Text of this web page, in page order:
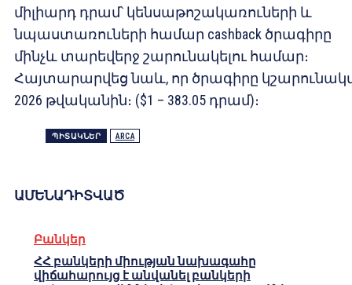
միլիարդ դրամ՝ կենսաթոշակառուների և
նպաստառուների համար cashback ծրագիրը
մինչև տարեվերջ շարունակելու համար։
Հայտարարվեց նաև, որ ծրագիրը
2026 թվականին։ ($1 – 383.05 դրամ)։
ՊԻՏԱԿՆԵՐ ARCA
ԱՄԵՆԱԴԻՏՎԱԾ
Բանկեր
ՀՀ բանկերի միության նախագահը
վիճահարույց է անվանել բանկերի